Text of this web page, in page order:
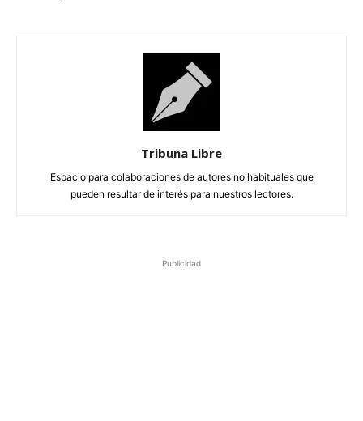
Tribuna Libre
Espacio para colaboraciones de autores no habituales que
pueden resultar de interés para nuestros lectores.
Publicidad